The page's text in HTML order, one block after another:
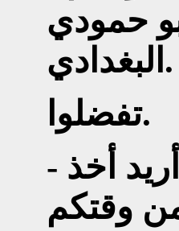
حمودي
البغدادي.
تفضلوا.
- زاد فضلكم عيوني ، ما أريد أخذ